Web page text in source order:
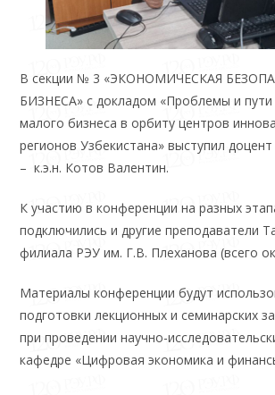
В секции № 3 «ЭКОНОМИЧЕСКАЯ
БИЗНЕСА» с докладом «Проблемы и пути
малого бизнеса в орбиту центров
регионов Узбекистана» выступил
– к.э.н. Котов Валентин.
К участию в конференции на разных
подключились и другие преподаватели
филиала РЭУ им. Г.В. Плеханова (всего
Материалы конференции будут
подготовки лекционных и семинарских
при проведении научно-
кафедре «Цифровая экономика и